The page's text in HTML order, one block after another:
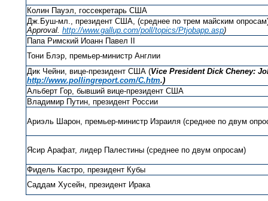
Колин Пауэл, госсекретарь США
Дж.Буш-мл., президент США, (среднее по трем майским
Approval. http://www.gallup.com/poll/topics/Ptjobapp.asp)
Папа Римский Иоанн Павел II
Тони Блэр, премьер-министр Англии
Дик Чейни, вице-президент США (Vice President Dick Cheney:
http://www.pollingreport.com/C.htm.)
Альберт Гор, бывший вице-президент США
Владимир Путин, президент России
Ариэль Шарон, премьер-министр Израиля (среднее по двум
Ясир Арафат, лидер Палестины (среднее по двум опросам)
Фидель Кастро, президент Кубы
Саддам Хусейн, президент Ирака